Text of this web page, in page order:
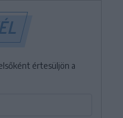
értesüljön a